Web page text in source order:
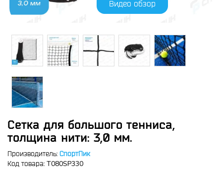
Видео обзор
Сетка для большого тенниса,
толщина нити: 3,0 мм.
Производитель: СпортПик
Код товара: T080SP330